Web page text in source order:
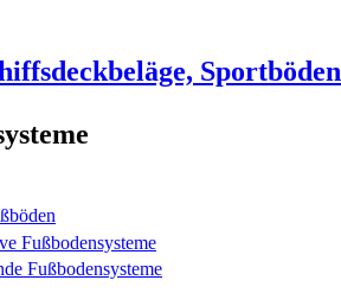
Fußbodensysteme
Fußbodensysteme